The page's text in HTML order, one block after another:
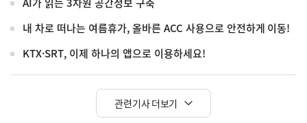
내 차로 떠나는 여름휴가, 올바른 ACC 사용으로 안전하게 이동!
KTX·SRT, 이제 하나의 앱으로 이용하세요!
관련기사 더보기